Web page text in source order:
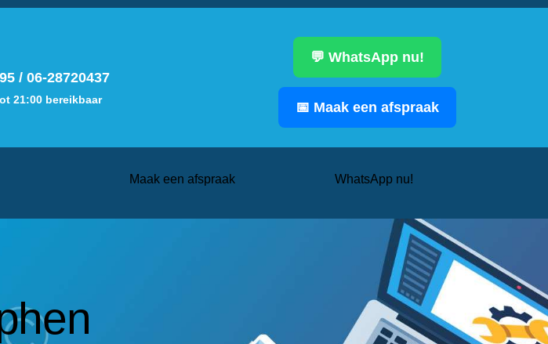
/ 06-28720437
21:00 bereikbaar
💬 WhatsApp nu!
📅 Maak een afspraak
Maak een afspraak WhatsApp nu!